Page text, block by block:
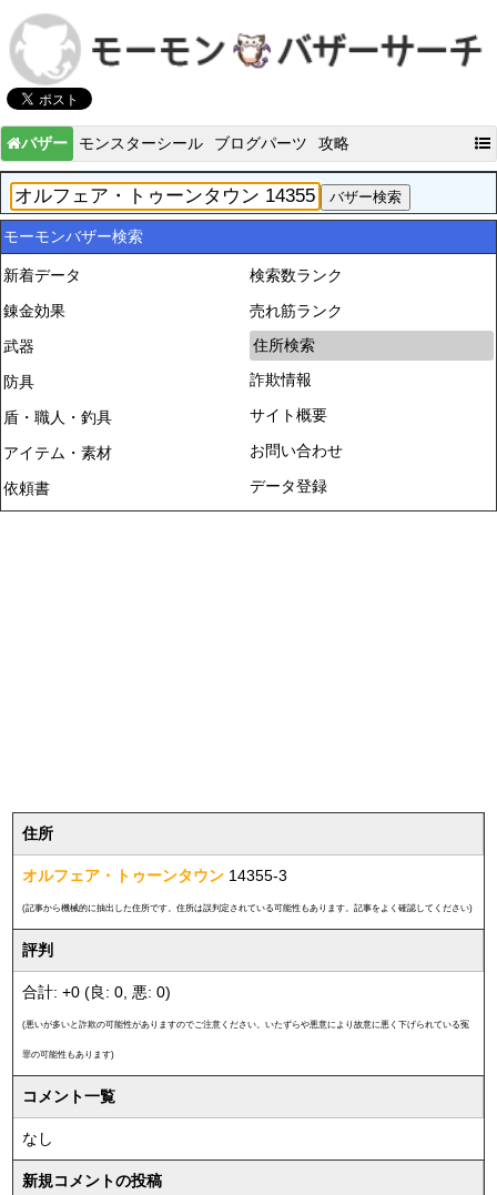
バザー モンスターシール ブログパーツ 攻略
モーモンバザー検索
新着データ
錬金効果
武器
防具
盾・職人・釣具
アイテム・素材
依頼書
検索数ランク
売れ筋ランク
住所検索
詐欺情報
サイト概要
お問い合わせ
データ登録
住所
オルフェア・トゥーンタウン 14355-3
(記事から機械的に抽出した住所です。住所は誤判定されている可能性もあります。記事をよく確認してください)
評判
合計: +0 (良: 0, 悪: 0)
(悪いが多いと詐欺の可能性がありますのでご注意ください。いたずらや悪意により故意に悪く下げられている冤
罪の可能性もあります)
コメント一覧
なし
新規コメントの投稿